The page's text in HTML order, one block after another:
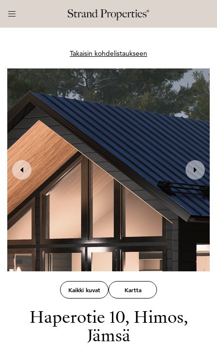
Takaisin kohdelistaukseen
Kaikki kuvat Kartta
Haperotie 10, Himos,
Jämsä